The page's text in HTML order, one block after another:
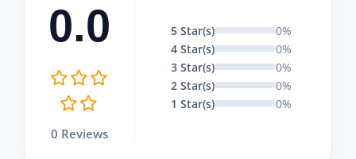
0.0
0 Reviews
5 Star(s)
0%
4 Star(s)
0%
3 Star(s)
0%
2 Star(s)
0%
1 Star(s)
0%